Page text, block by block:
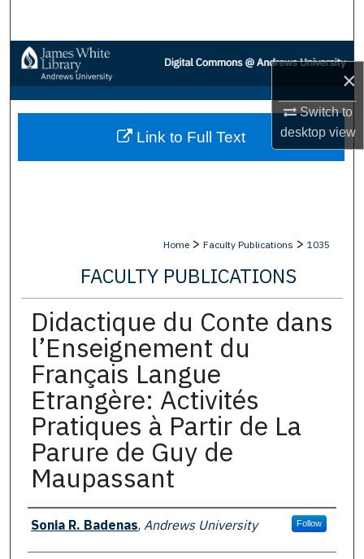
×
Switch to
desktopview
Browse Collections
My Account
About
Home > Faculty Publications > 1035
FACULTY PUBLICATIONS
Didactique du Conte dans
l’Enseignement du
Français Langue
Etrangère: Activités
Pratiques à Partir de La
Parure de Guy de
Maupassant
Authors
Sonia R. Badenas, Andrews University Follow
Link to Full Text